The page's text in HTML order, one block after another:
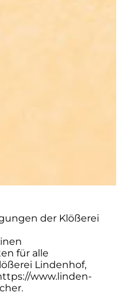
der Klößerei
für alle
Lindenhof,
www.linden-